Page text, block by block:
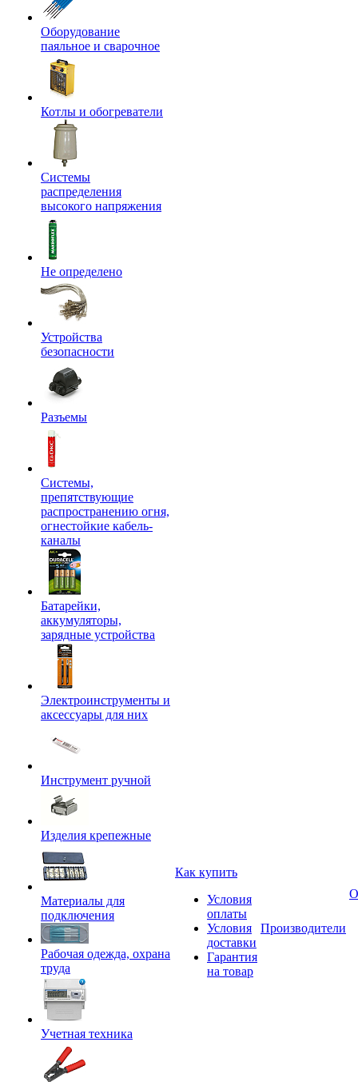
Оборудование
паяльное и сварочное
Котлы и обогреватели
Системы
распределения
высокого напряжения
Не определено
Устройства
безопасности
Разъемы
Системы,
препятствующие
распространению огня,
огнестойкие кабель-
каналы
Батарейки,
аккумуляторы,
зарядные устройства
Электроинструменты и
аксессуары для них
Инструмент ручной
Изделия крепежные
Материалы для
подключения
Рабочая одежда, охрана
труда
Учетная техника
Как купить
Условия
оплаты
Условия
доставки
Гарантия
на товар
Производители